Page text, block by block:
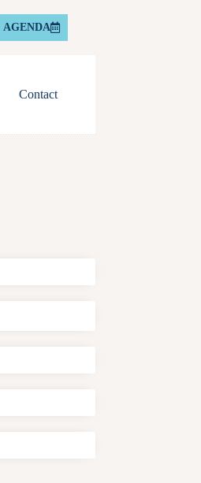
AGENDA
Contact